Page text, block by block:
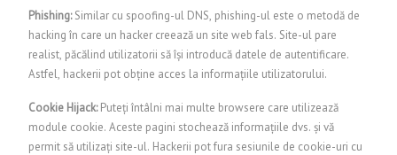
Phishing:Similar cu spoofing-ul DNS, phishing-ul este o metodă de
hacking în care un hacker creează un site web fals. Site-ul pare
realist, păcălind utilizatorii să își introducă datele de autentificare.
Astfel, hackerii pot obține acces la informațiile utilizatorului.
Cookie Hijack:Puteți întâlni mai multe browsere care utilizează
module cookie. Aceste pagini stochează informațiile dvs. și vă
permit să utilizați site-ul. Hackerii pot fura sesiunile de cookie-uri cu